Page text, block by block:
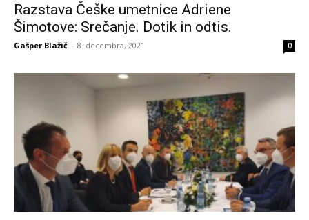
Razstava Češke umetnice Adriene
Šimotove: Srečanje. Dotik in odtis.
Gašper Blažič - 8. decembra, 2021 0